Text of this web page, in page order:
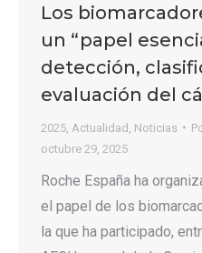
Los
un “papel
detección,
evaluación del
2025 Actualidad Noticias
octubre 29, 2025
Roche España ha
el papel de los
la que ha participado,